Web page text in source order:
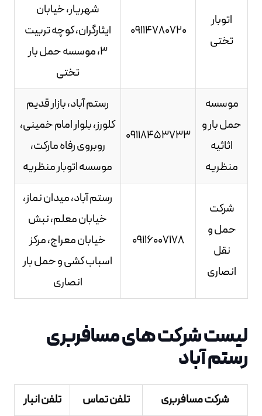
اتوبار
تختی
09114780720
شهریار، خیابان
ایثارگران، کوچه تربیت
3، موسسه حمل بار
تختی
موسسه
حمل بار و
اثاثیه
منظریه
09118453733
رستم آباد، بازار قدیم
کلورز، بلوار امام خمینی،
روبروی رفاه مارکت،
موسسه اتوبار منظریه
شرکت
حمل و
نقل
انصاری
09116007178
رستم آباد، میدان نماز،
خیابان معلم، نبش
خیابان معراج، مرکز
اسباب کشی و حمل بار
انصاری
لیست شرکت های مسافربری
رستم آباد
شرکت مسافربری تلفن تماس
تلفن انبار